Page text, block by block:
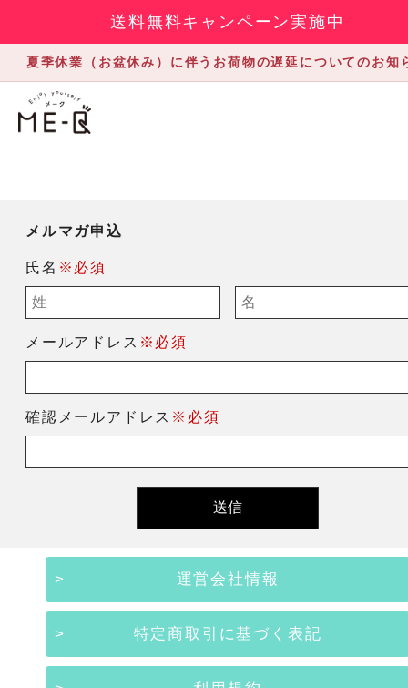
送料無料キャンペーン実施中
夏季休業（お盆休み）に伴うお荷物の遅延についてのお知
メルマガ申込
氏名 ※必須
メールアドレス ※必須
確認メールアドレス ※必須
運営会社情報
特定商取引に基づく表記